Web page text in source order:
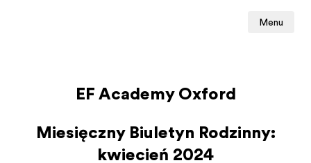
Menu
EF Academy Oxford
Miesięczny Biuletyn Rodzinny:
kwiecień 2024